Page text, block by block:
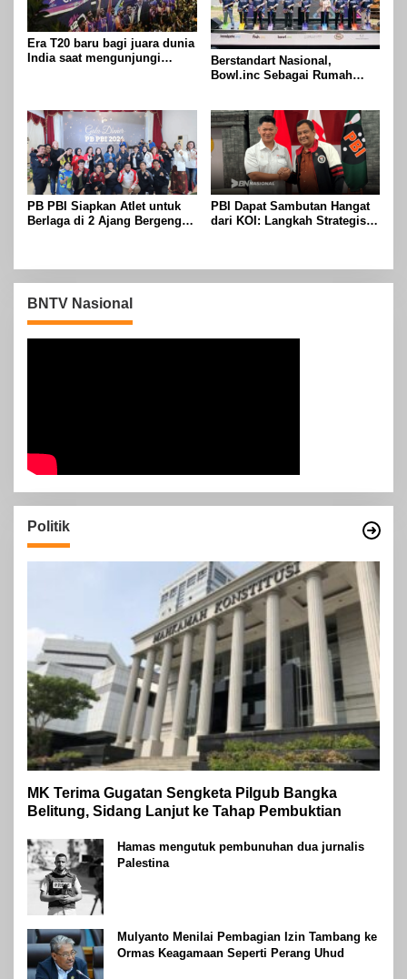
Era T20 baru bagi juara dunia
India saat mengunjungi
Berstandart Nasional,
Bowl.inc Sebagai Rumah
PB PBI Siapkan Atlet untuk
Berlaga di 2 Ajang Bergengsi
PBI Dapat Sambutan Hangat
dari KOI: Langkah Strategis
BNTV Nasional
Politik
MK Terima Gugatan Sengketa Pilgub Bangka
Belitung, Sidang Lanjut ke Tahap Pembuktian
Hamas mengutuk pembunuhan dua jurnalis
Palestina
Mulyanto Menilai Pembagian Izin Tambang ke
Ormas Keagamaan Seperti Perang Uhud